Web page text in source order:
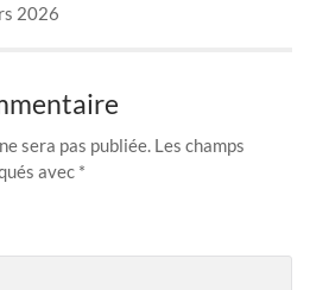
2026
sera pas publiée. Les champs
avec *